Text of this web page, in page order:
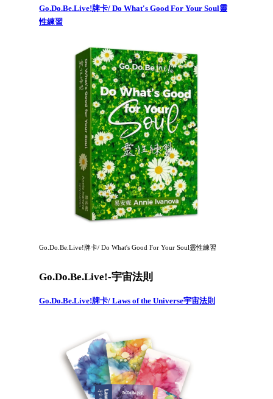
Go.Do.Be.Live!牌卡/ Do What's Good For Your Soul靈
性練習
Go.Do.Be.Live!牌卡/ Do What's Good For Your Soul靈性練習
Go.Do.Be.Live!-宇宙法則
Go.Do.Be.Live!牌卡/ Laws of the Universe宇宙法則